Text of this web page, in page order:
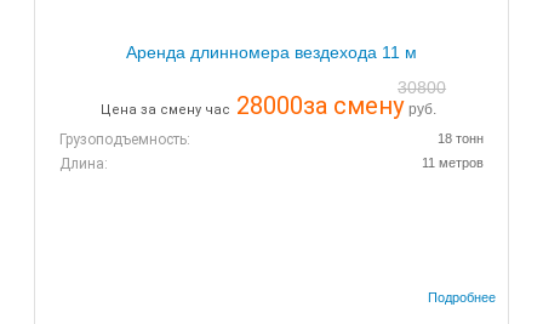
Аренда длинномера вездехода 11 м
30800
Цена за смену час 28000за смену руб.
Грузоподъемность:
18 тонн
Длина: 11 метров